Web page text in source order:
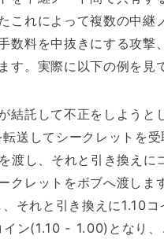
これによって複数の中継
数料を中抜きにする攻
す。実際に以下の例を見
結託して不正をしようと
送してシークレットを
渡し、それと引き換えに
クレットをボブへ渡しま
それと引き換えに1.10
イン(1.10 - 1.00)となり